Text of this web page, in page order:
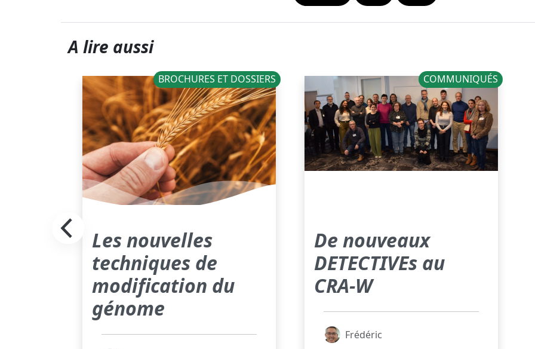
A lire aussi
BROCHURES ET DOSSIERS
Les nouvelles
techniques de
modification du
génome
COMMUNIQUÉS
De nouveaux
DETECTIVEs au
CRA-W
Frédéric